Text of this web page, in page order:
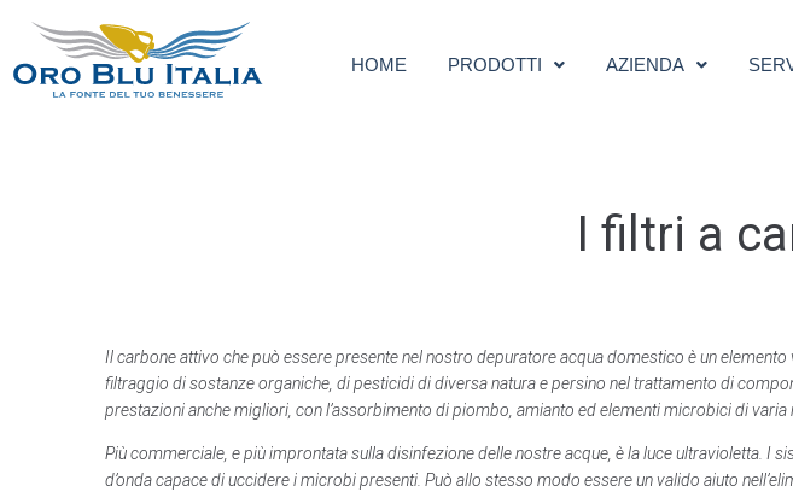
HOME PRODOTTI AZIENDA
I filtri a
Il carbone attivo che può essere presente nel nostro depuratore acqua domestico è un
filtraggio di sostanze organiche, di pesticidi di diversa natura e persino nel trattamento di
prestazioni anche migliori, con l’assorbimento di piombo, amianto ed elementi microbici di varia
Più commerciale, e più improntata sulla disinfezione delle nostre acque, è la luce ultravioletta. I
d’onda capace di uccidere i microbi presenti. Può allo stesso modo essere un valido aiuto